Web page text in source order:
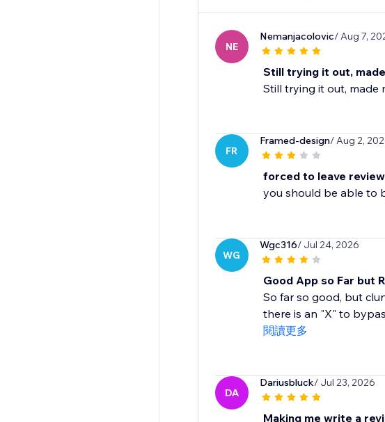
NE
Nemanjacolovic/ Aug 7,
Still trying it out,
Still trying it out, made
FR
Framed-design/ Aug 2,
forced to leave
you should be able to
WG
Wgc316/ Jul 24, 2026
Good App so Far but
So far so good, but
there is an "X" to
閱讀更多
DA
Dariusbluck/ Jul 23, 2026
Making me write a